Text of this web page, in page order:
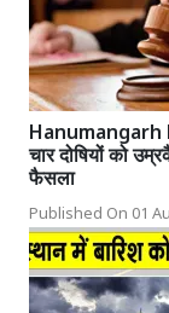
Hanumangarh
चार दोषियों को
फैसला
Published On 01